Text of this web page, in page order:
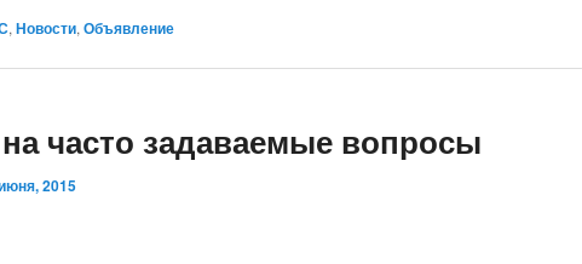
, Новости, Объявление
часто задаваемые вопросы
2015